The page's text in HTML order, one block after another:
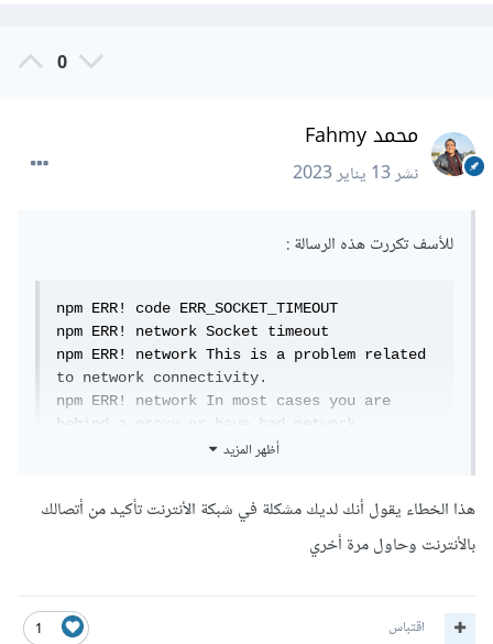
0
محمد Fahmy
نشر13 يناير 2023
للأسف تكررت هذه الرسالة
npm ERR! code ERR_SOCKET_TIMEOUT
npm ERR! network Socket timeout
npm ERR! network This is a problem related
to network connectivity.
npm ERR! network In most cases you are
behind a proxy or have bad network
please make sure that the
npm ERR! network 'proxy' config is set
properly.  See: 'npm help config'
npm ERR! A complete log of this run can be
found in:
أظهر المزيد
هذا الخطاء يقول أنك لديك مشكلة في شبكة الأنترنت تأكيد من أتصالك
بالأنترنت وحاول مرة أخري
1 اقتباس